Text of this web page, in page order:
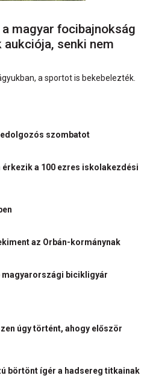
magyar focibajnokság
senki nem
a sportot is bekebelezték.
szombatot
érkezik a 100 ezres iskolakezdési
az Orbán-kormánynak
magyarországi bicikligyár
úgy történt, ahogy először
börtönt ígér a hadsereg titkainak